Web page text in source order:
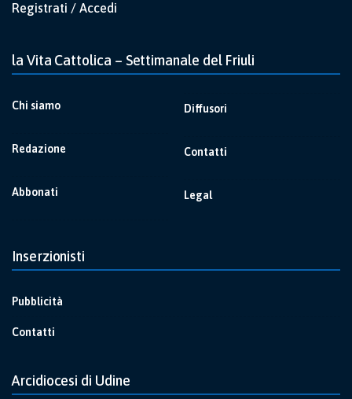
Registrati / Accedi
la Vita Cattolica – Settimanale del Friuli
Chi siamo
Redazione
Abbonati
Diffusori
Contatti
Legal
Inserzionisti
Pubblicità
Contatti
Arcidiocesi di Udine